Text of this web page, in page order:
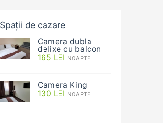
Spații de cazare
Camera dubla
delixe cu balcon
165 LEI NOAPTE
Camera King
130 LEI NOAPTE